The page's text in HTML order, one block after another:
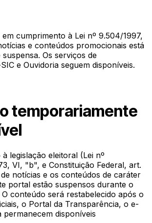
cumprimento à Lei nº 9.504/1997,
e conteúdos promocionais está
Os serviços de
e Ouvidoria seguem disponíveis.
temporariamente
legislação eleitoral (Lei nº
VI, "b", e Constituição Federal, art.
de notícias e os conteúdos de caráter
portal estão suspensos durante o
conteúdo será restabelecido após o
o Portal da Transparência, o e-
permanecem disponíveis